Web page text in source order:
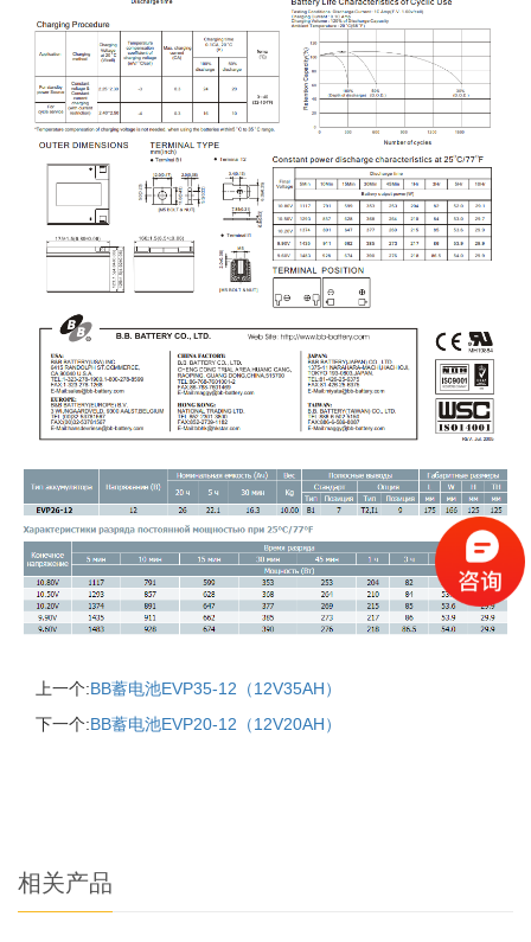
上一个:BB蓄电池EVP35-12（12V35AH）
下一个:BB蓄电池EVP20-12（12V20AH）
相关产品